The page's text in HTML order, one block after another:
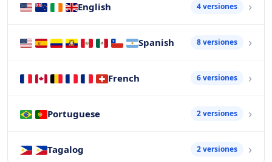
English 4 versiones
Spanish 8 versiones
French 6 versiones
Portuguese 2 versiones
Tagalog 2 versiones